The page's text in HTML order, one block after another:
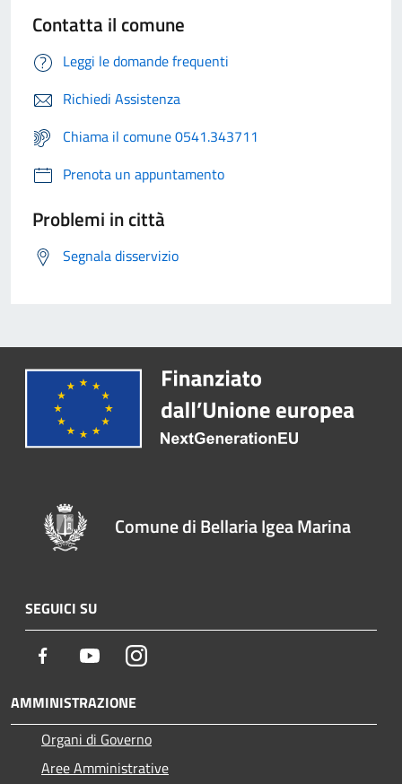
Contatta il comune
Leggi le domande frequenti
Richiedi Assistenza
Chiama il comune 0541.343711
Prenota un appuntamento
Problemi in città
Segnala disservizio
Comune di Bellaria Igea Marina
SEGUICI SU
Facebook YoutubeInstagram
AMMINISTRAZIONE
Organi di Governo
Aree Amministrative